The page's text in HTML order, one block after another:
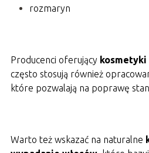
rozmaryn
Producenci oferujący kosmetyki
często stosują również
które pozwalają na poprawę
Warto też wskazać na naturalne